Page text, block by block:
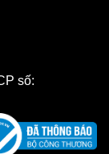
số: